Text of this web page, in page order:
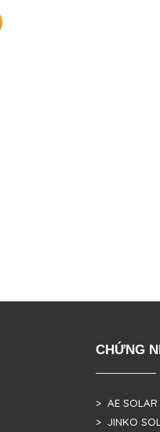
CHỨNG
> AE SOLAR
> JINKO